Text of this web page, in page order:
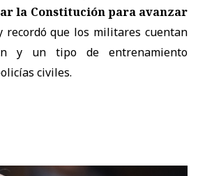
la Constitución para avanzar
recordó que los militares cuentan
y un tipo de entrenamiento
civiles.